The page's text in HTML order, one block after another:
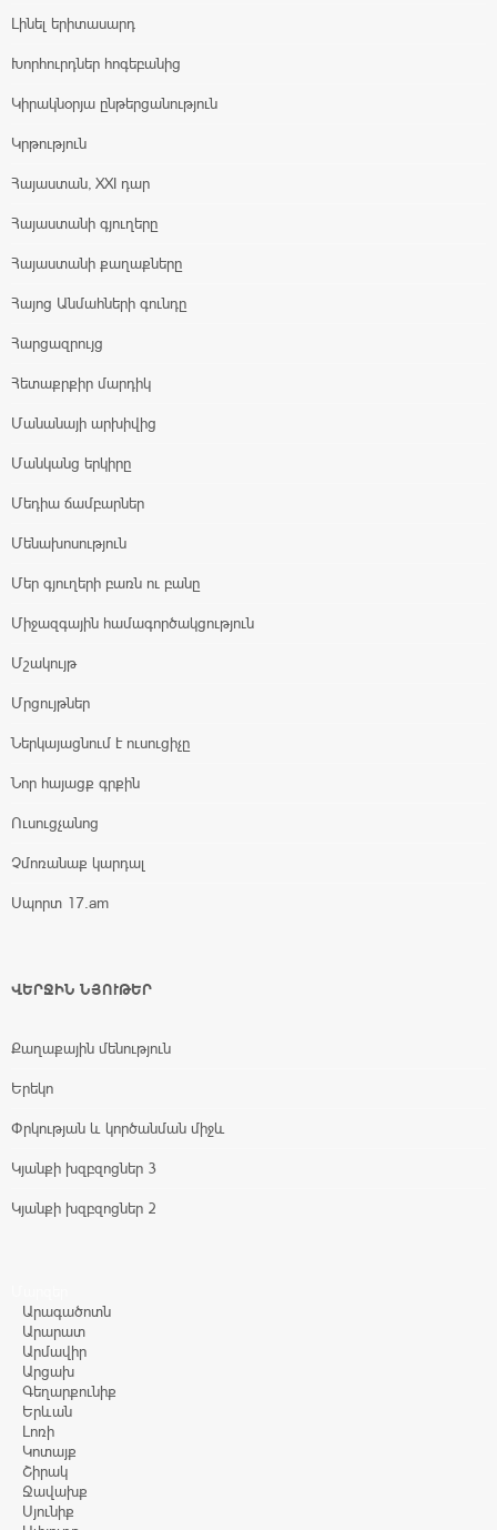
Լինել երիտասարդ
Խորհուրդներ հոգեբանից
Կիրակնօրյա ընթերցանություն
Կրթություն
Հայաստան, XXI դար
Հայաստանի գյուղերը
Հայաստանի քաղաքները
Հայոց Անմահների գունդը
Հարցազրույց
Հետաքրքիր մարդիկ
Մանանայի արխիվից
Մանկանց երկիրը
Մեդիա ճամբարներ
Մենախոսություն
Մեր գյուղերի բառն ու բանը
Միջազգային համագործակցություն
Մշակույթ
Մրցույթներ
Ներկայացնում է ուսուցիչը
Նոր հայացք գրքին
Ուսուցչանոց
Չմոռանաք կարդալ
Սպորտ 17.am
ՎԵՐՋԻՆ ՆՅՈՒԹԵՐ
Քաղաքային մենություն
Երեկո
Փրկության և կործանման միջև
Կյանքի խզբզոցներ 3
Կյանքի խզբզոցներ 2
Արագածոտն
Արարատ
Արմավիր
Արցախ
Գեղարքունիք
Երևան
Լոռի
Կոտայք
Շիրակ
Ջավախք
Սյունիք